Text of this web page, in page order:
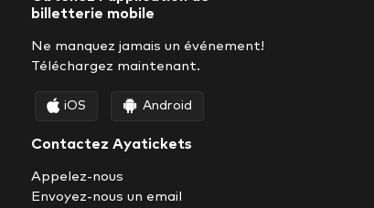
billetterie mobile
Ne manquez jamais un événement!
Téléchargez maintenant.
iOS Android
Contactez Ayatickets
Appelez-nous
Envoyez-nous un email